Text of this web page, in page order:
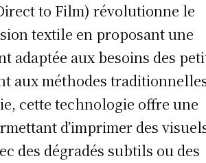
to Film) révolutionne le
textile en proposant une
adaptée aux besoins des
aux méthodes
cette technologie offre une
d’imprimer des
des dégradés subtils ou des